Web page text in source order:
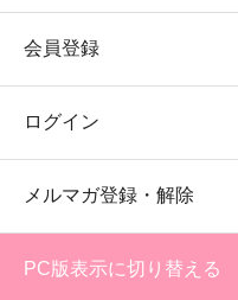
会員登録
ログイン
メルマガ登録・解除
PC版表示に切り替える